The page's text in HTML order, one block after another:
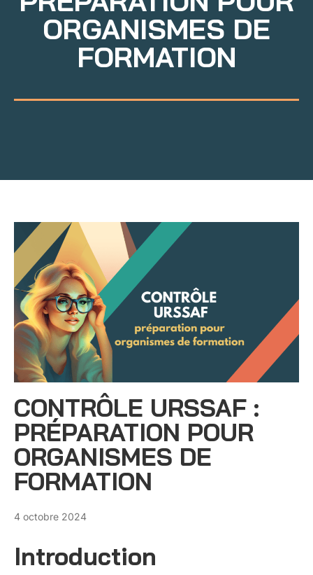
ORGANISMES DE
FORMATION
CONTRÔLE URSSAF :
PRÉPARATION POUR
ORGANISMES DE
FORMATION
4 octobre 2024
Introduction